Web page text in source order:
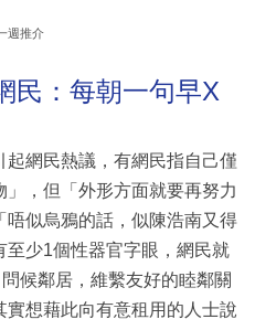
週推介
：每朝一句早X
網民熱議，有網民指自己僅
，但「外形方面就要再努力
似烏鴉的話，似陳浩南又得
至少1個性器官字眼，網民就
候鄰居，維繫友好的睦鄰關
想藉此向有意租用的人士說